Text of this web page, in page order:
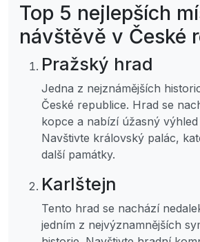
Top 5 nejlepších
návštěvě v České
Pražský hrad
Jedna z nejznámějších
České republice. Hrad se
kopce a nabízí úžasný
Navštivte královský palác,
další památky.
Karlštejn
Tento hrad se nachází
jedním z nejvýznamnějších